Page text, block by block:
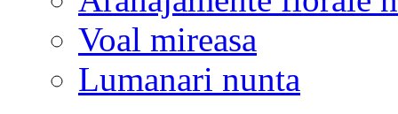
Voal mireasa
Lumanari nunta